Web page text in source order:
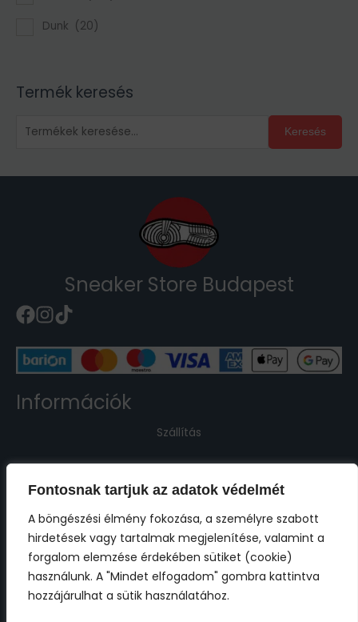
Fontosnak tartjuk az adatok védelmét
A böngészési élmény fokozása, a személyre szabott
hirdetések vagy tartalmak megjelenítése, valamint a
forgalom elemzése érdekében sütiket (cookie)
használunk. A "Mindet elfogadom" gombra kattintva
hozzájárulhat a sütik használatához.
Dunk (20)
Termék keresés
Keresés
Sneaker Store Budapest
Információk
Szállítás
Jogi információk
Impresszum
ÁSZF